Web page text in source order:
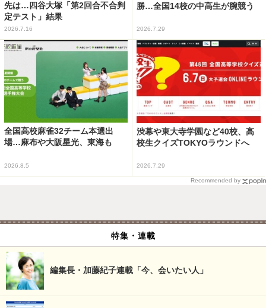
先は…四谷大塚「第2回合不合判
定テスト」結果
2026.7.16
勝…全国14校の中高生が腕競う
2026.7.29
全国高校麻雀32チーム本選出
場…麻布や大阪星光、東海も
2026.8.5
渋幕や東大寺学園など40校、高
校生クイズTOKYOラウンドへ
2026.7.29
Recommended by
特集・連載
編集長・加藤紀子連載「今、会いたい人」